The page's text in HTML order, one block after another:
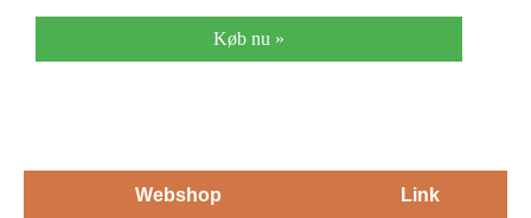
Køb nu »
Webshop Link